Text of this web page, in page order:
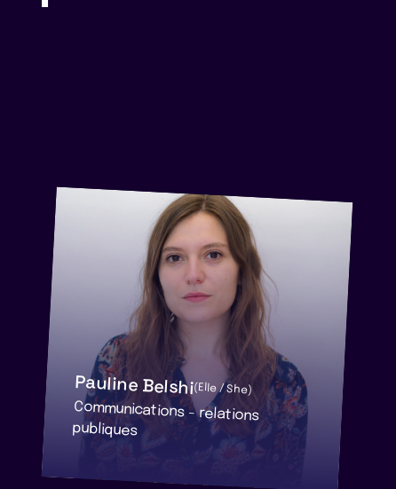
Pauline Belshi(Elle / She)
Communications - relations
publiques